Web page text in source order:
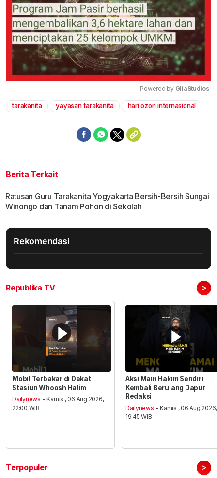
Mute
Powered by GliaStudios
tarakanita yayasan tarakanita hari ozon internasional
Berita Terkait
Ratusan Guru Tarakanita Yogyakarta Bersih-Bersih Sungai
Winongo dan Tanam Pohon di Sekolah
Rekomendasi
Republika TV >
Mobil Terbakar di Dekat
Stasiun Whoosh Halim
Dailynews - Kamis , 06 Aug 2026,
22:00 WIB
Aksi Main Hakim Sendiri
Kembali Berulang Dapur
Redaksi
Dailynews - Kamis , 06 Aug 2026,
19:45 WIB
Terpopuler >